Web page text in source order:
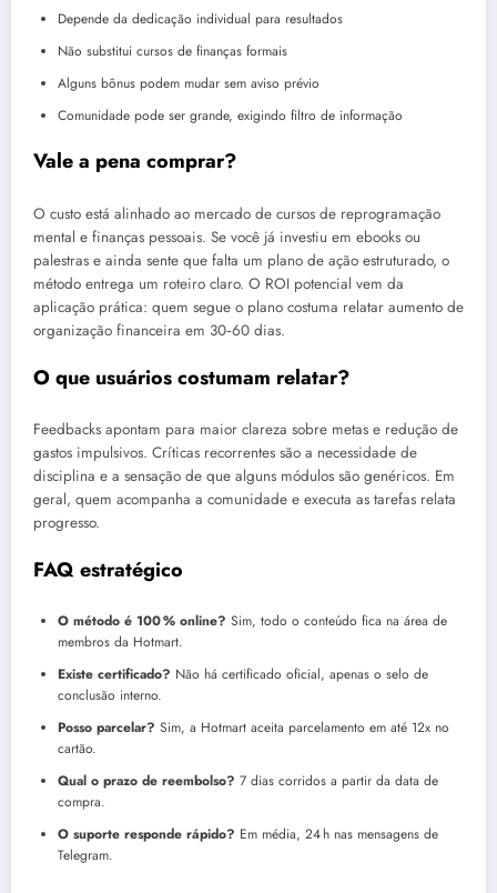
Depende da dedicação individual para resultados
Não substitui cursos de finanças formais
Alguns bônus podem mudar sem aviso prévio
Comunidade pode ser grande, exigindo filtro de informação
Vale a pena comprar?
O custo está alinhado ao mercado de cursos de reprogramação
mental e finanças pessoais. Se você já investiu em ebooks ou
palestras e ainda sente que falta um plano de ação estruturado, o
método entrega um roteiro claro. O ROI potencial vem da
aplicação prática: quem segue o plano costuma relatar aumento de
organização financeira em 30‑60 dias.
O que usuários costumam relatar?
Feedbacks apontam para maior clareza sobre metas e redução de
gastos impulsivos. Críticas recorrentes são a necessidade de
disciplina e a sensação de que alguns módulos são genéricos. Em
geral, quem acompanha a comunidade e executa as tarefas relata
progresso.
FAQ estratégico
O método é 100 % online? Sim, todo o conteúdo fica na área de
membros da Hotmart.
Existe certificado? Não há certificado oficial, apenas o selo de
conclusão interno.
Posso parcelar? Sim, a Hotmart aceita parcelamento em até 12x no
cartão.
Qual o prazo de reembolso? 7 dias corridos a partir da data de
compra.
O suporte responde rápido? Em média, 24 h nas mensagens de
Telegram.